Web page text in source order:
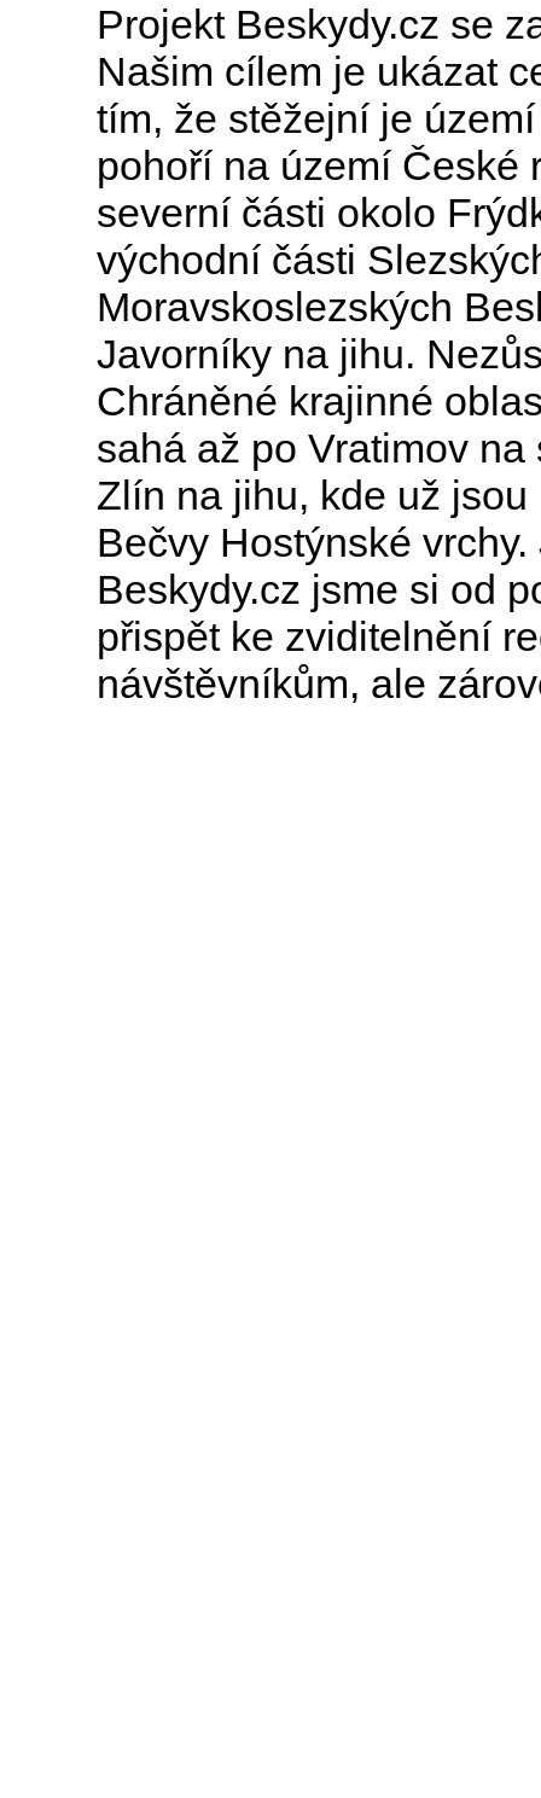
Projekt Beskydy.cz se
Našim cílem je ukázat
tím, že stěžejní je
pohoří na území České
severní části okolo
východní části
Moravskoslezských
Javorníky na jihu.
Chráněné krajinné
sahá až po Vratimov
Zlín na jihu, kde už
Bečvy Hostýnské
Beskydy.cz jsme si od
přispět ke zviditelnění
návštěvníkům, ale